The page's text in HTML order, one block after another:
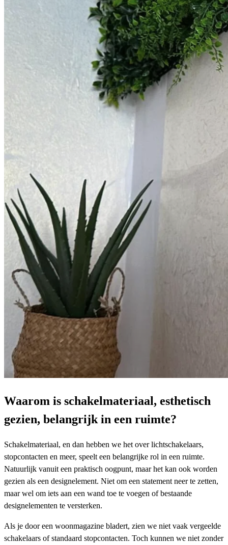
Waarom is schakelmateriaal, esthetisch
gezien, belangrijk in een ruimte?
Schakelmateriaal, en dan hebben we het over lichtschakelaars,
stopcontacten en meer, speelt een belangrijke rol in een ruimte.
Natuurlijk vanuit een praktisch oogpunt, maar het kan ook worden
gezien als een designelement. Niet om een statement neer te zetten,
maar wel om iets aan een wand toe te voegen of bestaande
designelementen te versterken.
Als je door een woonmagazine bladert, zien we niet vaak vergeelde
schakelaars of standaard stopcontacten. Toch kunnen we niet zonder